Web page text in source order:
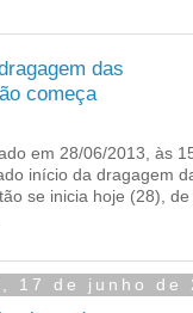
das
começa
em 28/06/2013, às
início da dragagem
se inicia hoje (28),
17 de junho de